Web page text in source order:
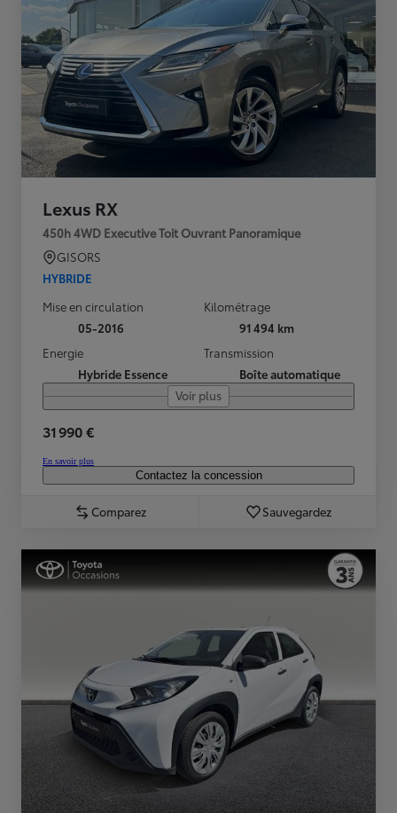
Lexus RX
450h 4WD Executive Toit Ouvrant Panoramique
GISORS
HYBRIDE
Mise en circulation
05-2016
Kilométrage
91 494 km
Energie
Hybride Essence
Transmission
Boîte automatique
Voir plus
31 990 €
En savoir plus
Contactez la concession
Comparez Sauvegardez